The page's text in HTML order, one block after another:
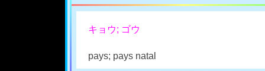
キョウ; ゴウ
pays; pays natal